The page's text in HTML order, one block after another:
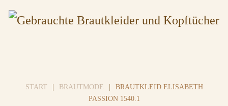
START BRAUTMODE
BRAUTKLEID ELISABETH
PASSION 1540.1